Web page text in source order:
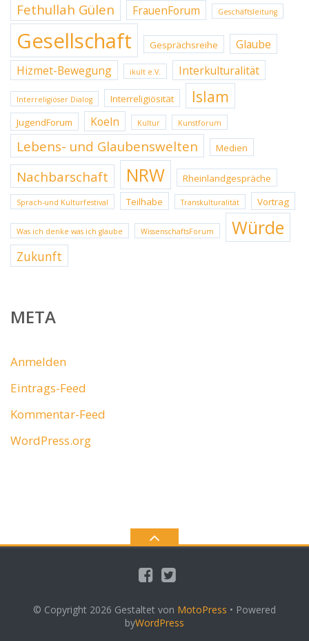
Fethullah Gülen FrauenForum Geschäftsleitung
Gesellschaft Gesprächsreihe
Glaube
Hizmet-Bewegung
ikult e.V. Interkulturalität
Interreligiöser Dialog Interreligiösität Islam
JugendForum Koeln Kultur Kunstforum
Lebens- und Glaubenswelten Medien
Nachbarschaft NRW Rheinlandgespräche
Sprach-und Kulturfestival Teilhabe Transkulturalität Vortrag
Was ich denke was ich glaube WissenschaftsForum Würde
Zukunft
META
Anmelden
Eintrags-Feed
Kommentar-Feed
WordPress.org
© Copyright 2026 Gestaltet von MotoPress • Powered
byWordPress